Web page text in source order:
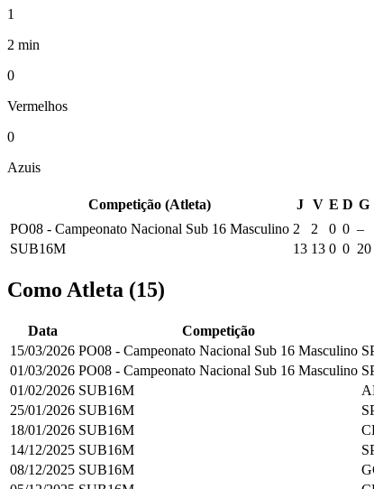
1
2 min
0
Vermelhos
0
Azuis
Competição (Atleta) J V E D G
PO08 - Campeonato Nacional Sub 16 Masculino 2 2 0 0 –
SUB16M
13 13 0 0 20
Como Atleta (15)
Data Competição
15/03/2026 PO08 - Campeonato Nacional Sub 16 Masculino
01/03/2026 PO08 - Campeonato Nacional Sub 16 Masculino
01/02/2026 SUB16M
25/01/2026 SUB16M
18/01/2026 SUB16M
14/12/2025 SUB16M
08/12/2025 SUB16M